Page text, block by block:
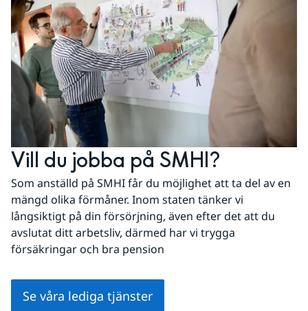
Vill du jobba på SMHI?
Som anställd på SMHI får du möjlighet att ta del av en
mängd olika förmåner. Inom staten tänker vi
långsiktigt på din försörjning, även efter det att du
avslutat ditt arbetsliv, därmed har vi trygga
försäkringar och bra pension
Se våra lediga tjänster